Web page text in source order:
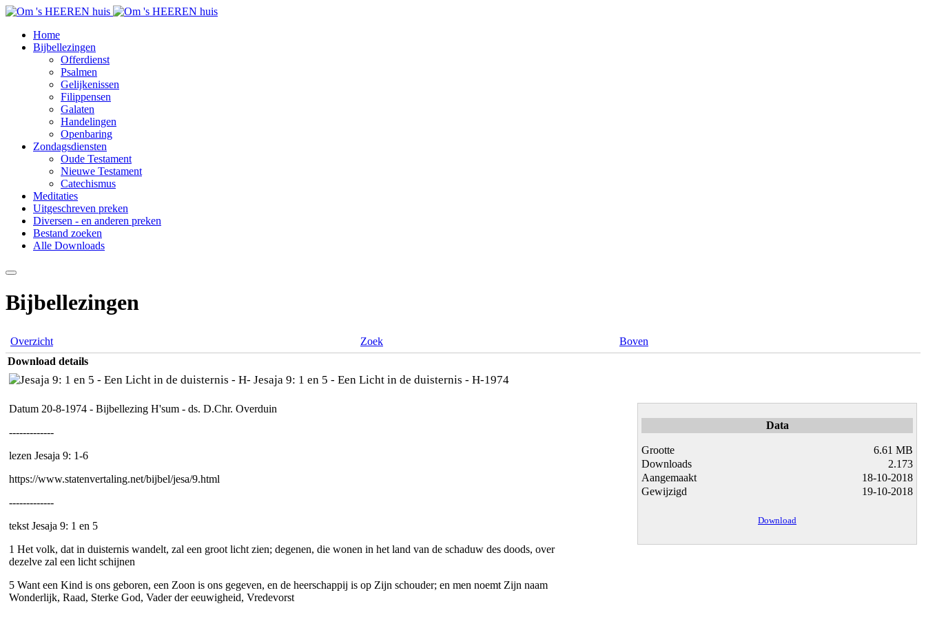
Home
Bijbellezingen
Offerdienst
Psalmen
Gelijkenissen
Filippensen
Galaten
Handelingen
Openbaring
Zondagsdiensten
Oude Testament
Nieuwe Testament
Catechismus
Meditaties
Uitgeschreven preken
Diversen - en anderen preken
Bestand zoeken
Alle Downloads
Bijbellezingen
Overzicht Zoek
Boven
Download details
Jesaja 9: 1 en 5 - Een Licht in de duisternis - H-1974
Datum 20-8-1974 - Bijbellezing H'sum - ds. D.Chr. Overduin
-------------
lezen Jesaja 9: 1-6
https://www.statenvertaling.net/bijbel/jesa/9.html
-------------
tekst Jesaja 9: 1 en 5
1 Het volk, dat in duisternis wandelt, zal een groot licht zien; degenen, die wonen in het land van de schaduw des doods, over
dezelve zal een licht schijnen
5 Want een Kind is ons geboren, een Zoon is ons gegeven, en de heerschappij is op Zijn schouder; en men noemt Zijn naam
Wonderlijk, Raad, Sterke God, Vader der eeuwigheid, Vredevorst
Data
Grootte
6.61 MB
Downloads
2.173
Aangemaakt
18-10-2018
Gewijzigd
19-10-2018
Download